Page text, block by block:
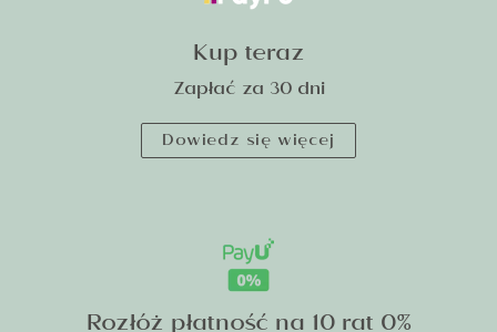
Kup teraz
Zapłać za 30 dni
Dowiedz się więcej